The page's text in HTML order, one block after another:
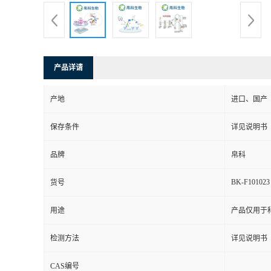
产品详请
产地 进口、国产
保存条件 详见说明书
品牌 帛科
货号 BK-F101023
用途 产品仅用于
检测方法 详见说明书
CAS编号